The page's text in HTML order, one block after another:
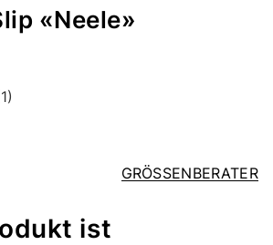
«Neele»
GRÖSSENBERATER
ist